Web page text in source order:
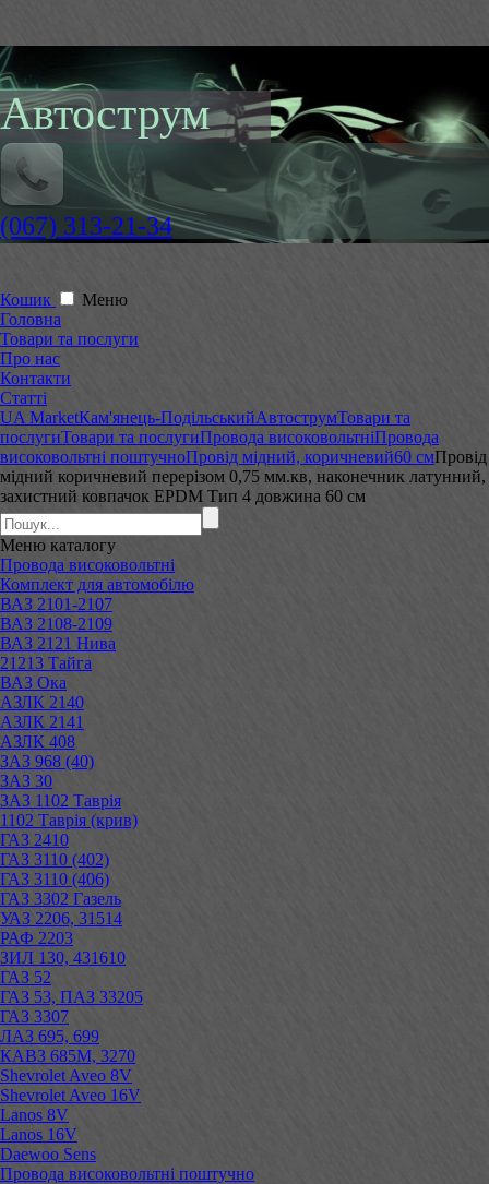
Автострум
(067) 313-21-34
Кошик
Меню
Головна
Товари та послуги
Про нас
Контакти
Статті
UA MarketКам'янець-ПодільськийАвтострумТовари та
послугиТовари та послугиПровода високовольтніПровода
високовольтні поштучноПровід мідний, коричневий60 смПровід
мідний коричневий перерізом 0,75 мм.кв, наконечник латунний,
захистний ковпачок EPDM Тип 4 довжина 60 см
Меню каталогу
Провода високовольтні
Комплект для автомобілю
ВАЗ 2101-2107
ВАЗ 2108-2109
ВАЗ 2121 Нива
21213 Тайга
ВАЗ Ока
АЗЛК 2140
АЗЛК 2141
АЗЛК 408
ЗАЗ 968 (40)
ЗАЗ 30
ЗАЗ 1102 Таврія
1102 Таврія (крив)
ГАЗ 2410
ГАЗ 3110 (402)
ГАЗ 3110 (406)
ГАЗ 3302 Газель
УАЗ 2206, 31514
РАФ 2203
ЗИЛ 130, 431610
ГАЗ 52
ГАЗ 53, ПАЗ 33205
ГАЗ 3307
ЛАЗ 695, 699
КАВЗ 685М, 3270
Shevrolet Aveo 8V
Shevrolet Aveo 16V
Lanos 8V
Lanos 16V
Daewoo Sens
Провода високовольтні поштучно